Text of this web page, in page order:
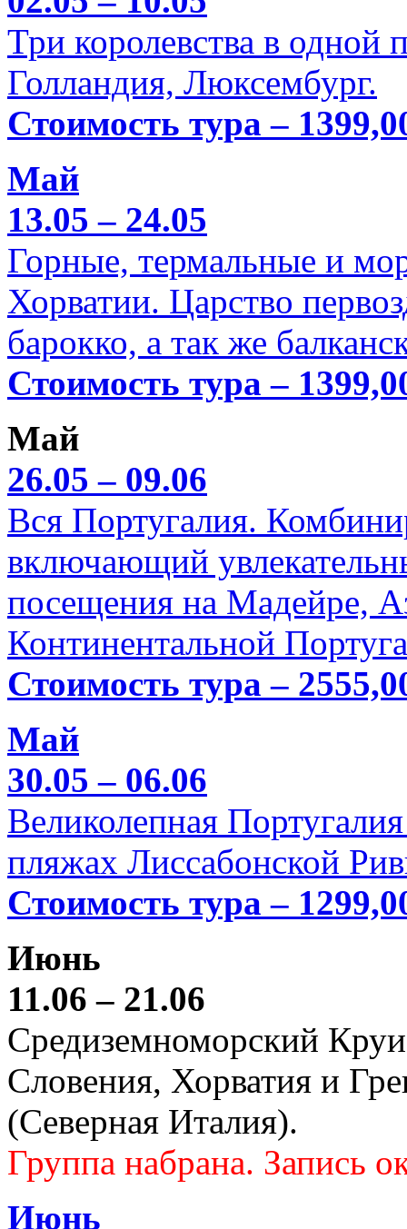
Три королевства в одной
Голландия, Люксембург.
Стоимость тура –
Май
13.05 – 24.05
Горные, термальные и
Хорватии. Царство
барокко, а так же
Стоимость тура –
Май
26.05 – 09.06
Вся Португалия.
включающий
посещения на Мадейре,
Континентальной
Стоимость тура –
Май
30.05 – 06.06
Великолепная
пляжах Лиссабонской
Стоимость тура –
Июнь
11.06 – 21.06
Средиземноморский
Словения, Хорватия и
(Северная Италия).
Группа набрана. Запись
Июнь